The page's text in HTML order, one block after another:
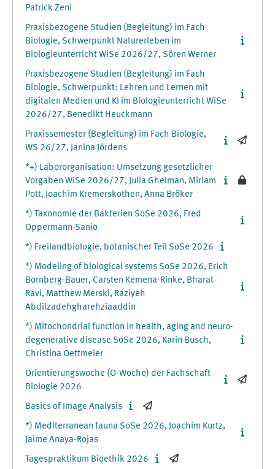
Patrick Zeni
Praxisbezogene Studien (Begleitung) im Fach
Biologie, Schwerpunkt Naturerleben im
Biologieunterricht WiSe 2026/27, Sören Werner
Praxisbezogene Studien (Begleitung) im Fach
Biologie, Schwerpunkt: Lehren und Lernen mit
digitalen Medien und KI im Biologieunterricht WiSe
2026/27, Benedikt Heuckmann
Praxissemester (Begleitung) im Fach Biologie,
WS 26/27, Janina Jördens
*+) Labororganisation: Umsetzung gesetzlicher
Vorgaben WiSe 2026/27, Julia Ghelman, Miriam
Pott, Joachim Kremerskothen, Anna Bröker
*) Taxonomie der Bakterien SoSe 2026, Fred
Oppermann-Sanio
*) Freilandbiologie, botanischer Teil SoSe 2026
*) Modeling of biological systems SoSe 2026, Erich
Bornberg-Bauer, Carsten Kemena-Rinke, Bharat
Ravi, Matthew Merski, Raziyeh
Abdilzadehgharehziaaddin
*) Mitochondrial function in health, aging and neuro-
degenerative disease SoSe 2026, Karin Busch,
Christina Oettmeier
Orientierungswoche (O-Woche) der Fachschaft
Biologie 2026
Basics of Image Analysis
*) Mediterranean fauna SoSe 2026, Joachim Kurtz,
Jaime Anaya-Rojas
Tagespraktikum Bioethik 2026